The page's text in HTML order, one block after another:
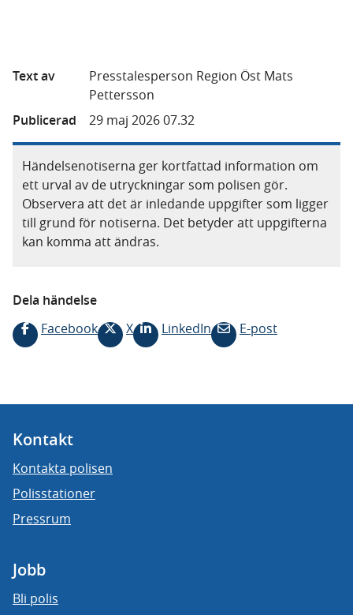
Text av
Presstalesperson Region Öst Mats
Pettersson
Publicerad
29 maj 2026 07.32
Händelsenotiserna ger kortfattad information om
ett urval av de utryckningar som polisen gör.
Observera att det är inledande uppgifter som ligger
till grund för notiserna. Det betyder att uppgifterna
kan komma att ändras.
Dela händelse
Facebook
X LinkedIn E-post
Kontakt
Kontakta polisen
Polisstationer
Pressrum
Jobb
Bli polis